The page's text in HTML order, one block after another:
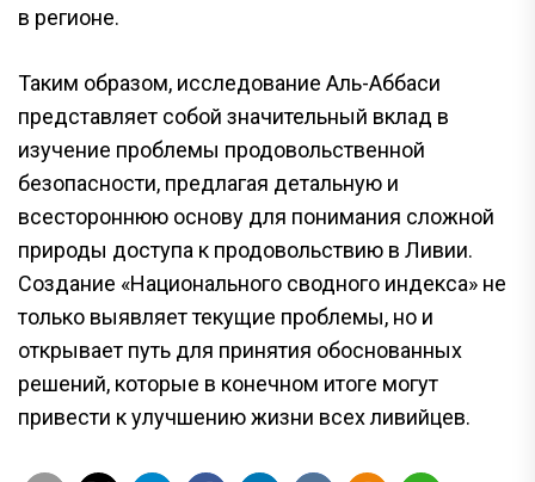
в регионе.
Таким образом, исследование Аль-Аббаси
представляет собой значительный вклад в
изучение проблемы продовольственной
безопасности, предлагая детальную и
всестороннюю основу для понимания сложной
природы доступа к продовольствию в Ливии.
Создание «Национального сводного индекса» не
только выявляет текущие проблемы, но и
открывает путь для принятия обоснованных
решений, которые в конечном итоге могут
привести к улучшению жизни всех ливийцев.